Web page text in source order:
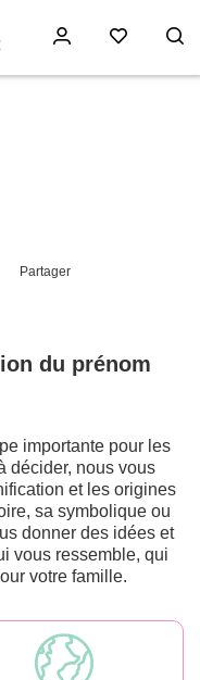
Partager
du prénom
importante pour les
décider, nous vous
et les origines
sa symbolique ou
donner des idées et
vous ressemble, qui
votre famille.